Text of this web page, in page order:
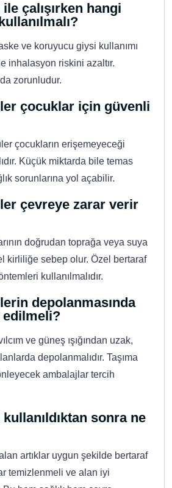
çalışırken hangi
ve koruyucu giysi kullanımı
inhalasyon riskini azaltır.
zorunludur.
çocuklar için güvenli
çocukların erişemeyeceği
Küçük miktarda bile temas
sorunlarına yol açabilir.
çevreye zarar verir
doğrudan toprağa veya suya
kirliliğe sebep olur. Özel bertaraf
kullanılmalıdır.
depolanmasında
edilmeli?
ve güneş ışığından uzak,
depolanmalıdır. Taşıma
önleyecek ambalajlar tercih
sonra ne
artıklar uygun şekilde bertaraf
temizlenmeli ve alan iyi